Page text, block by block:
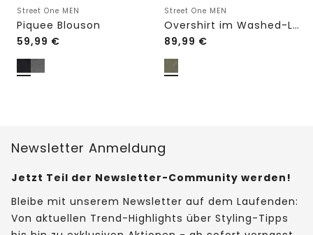
Street One MEN
Piquee Blouson
59,99 €
Street One MEN
Overshirt im Washed-Look
89,99 €
Newsletter Anmeldung
Jetzt Teil der Newsletter-Community werden!
Bleibe mit unserem Newsletter auf dem Laufenden:
Von aktuellen Trend-Highlights über Styling-Tipps